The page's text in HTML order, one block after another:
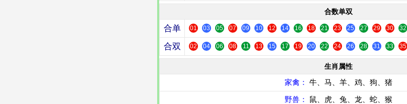
合数单双
合单 01 03 05 07 09 10 12 14 16 18 21 23 25 27 29 30 32
合双 02 04 06 08 11 13 15 17 19 20 22 24 26 28 31 33 35
生肖属性
家禽： 牛、马、羊、鸡、狗、猪
野兽： 鼠、虎、兔、龙、蛇、猴